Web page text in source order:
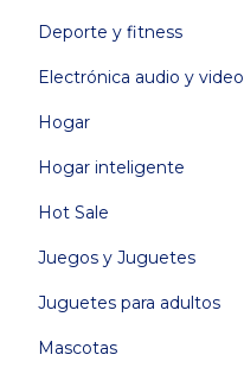
Deporte y fitness
Electrónica audio y video
Hogar
Hogar inteligente
Hot Sale
Juegos y Juguetes
Juguetes para adultos
Mascotas